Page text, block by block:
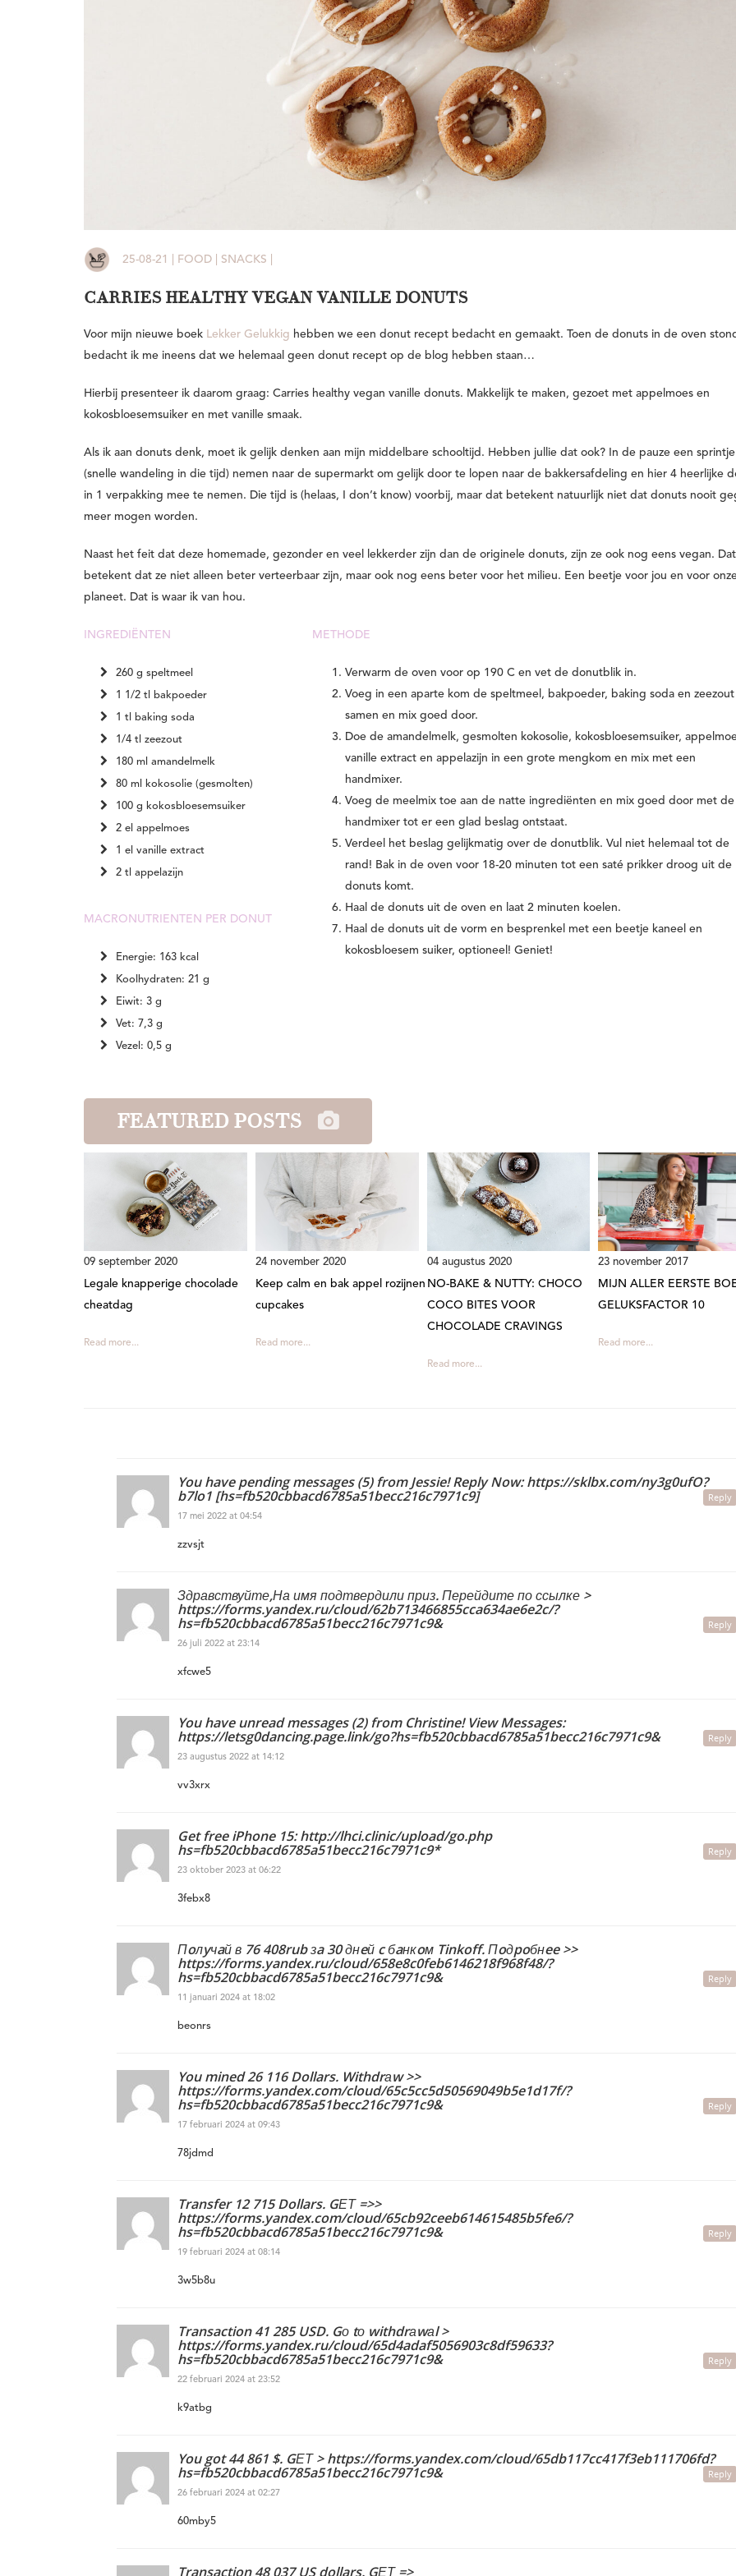
25-08-21 | FOOD | SNACKS |
CARRIES HEALTHY VEGAN VANILLE DONUTS
Voor mijn nieuwe boek Lekker Gelukkig hebben we een donut recept bedacht en gemaakt. Toen de donuts in de oven
bedacht ik me ineens dat we helemaal geen donut recept op de blog hebben staan…
Hierbij presenteer ik daarom graag: Carries healthy vegan vanille donuts. Makkelijk te maken, gezoet met appelmoes en
kokosbloesemsuiker en met vanille smaak.
Als ik aan donuts denk, moet ik gelijk denken aan mijn middelbare schooltijd. Hebben jullie dat ook? In de pauze een sprintje
(snelle wandeling in die tijd) nemen naar de supermarkt om gelijk door te lopen naar de bakkersafdeling en hier 4 heerlijke
in 1 verpakking mee te nemen. Die tijd is (helaas, I don’t know) voorbij, maar dat betekent natuurlijk niet dat donuts nooit
meer mogen worden.
Naast het feit dat deze homemade, gezonder en veel lekkerder zijn dan de originele donuts, zijn ze ook nog eens vegan. Dat
betekent dat ze niet alleen beter verteerbaar zijn, maar ook nog eens beter voor het milieu. Een beetje voor jou en voor
planeet. Dat is waar ik van hou.
INGREDIËNTEN
260 g speltmeel
1 1/2 tl bakpoeder
1 tl baking soda
1/4 tl zeezout
180 ml amandelmelk
80 ml kokosolie (gesmolten)
100 g kokosbloesemsuiker
2 el appelmoes
1 el vanille extract
2 tl appelazijn
MACRONUTRIENTEN PER DONUT
Energie: 163 kcal
Koolhydraten: 21 g
Eiwit: 3 g
Vet: 7,3 g
Vezel: 0,5 g
METHODE
Verwarm de oven voor op 190 C en vet de donutblik in.
Voeg in een aparte kom de speltmeel, bakpoeder, baking soda en zeezout
samen en mix goed door.
Doe de amandelmelk, gesmolten kokosolie, kokosbloesemsuiker,
vanille extract en appelazijn in een grote mengkom en mix met een
handmixer.
Voeg de meelmix toe aan de natte ingrediënten en mix goed door met de
handmixer tot er een glad beslag ontstaat.
Verdeel het beslag gelijkmatig over de donutblik. Vul niet helemaal tot de
rand! Bak in de oven voor 18-20 minuten tot een saté prikker droog uit de
donuts komt.
Haal de donuts uit de oven en laat 2 minuten koelen.
Haal de donuts uit de vorm en besprenkel met een beetje kaneel en
kokosbloesem suiker, optioneel! Geniet!
FEATURED POSTS
09 september 2020
Legale knapperige chocolade
cheatdag
Read more...
24 november 2020
Keep calm en bak appel rozijnen
cupcakes
Read more...
04 augustus 2020
NO-BAKE & NUTTY: CHOCO
COCO BITES VOOR
CHOCOLADE CRAVINGS
Read more...
23 november 2017
MIJN ALLER EERSTE
GELUKSFACTOR 10
Read more...
You have pending messages (5) from Jessie! Reply Now: https://sklbx.com/ny3g0ufO?
b7lo1 [hs=fb520cbbacd6785a51becc216c7971c9] Reply
17 mei 2022 at 04:54
zzvsjt
Здравствуйте,На имя подтвердили приз. Перейдите по ссылке >
https://forms.yandex.ru/cloud/62b713466855cca634ae6e2c/?
hs=fb520cbbacd6785a51becc216c7971c9& Reply
26 juli 2022 at 23:14
xfcwe5
You have unread messages (2) from Christine! View Messages:
https://letsg0dancing.page.link/go?hs=fb520cbbacd6785a51becc216c7971c9& Reply
23 augustus 2022 at 14:12
vv3xrx
Get free iPhone 15: http://lhci.clinic/upload/go.php
hs=fb520cbbacd6785a51becc216c7971c9* Reply
23 oktober 2023 at 06:22
3febx8
Пoлyчaй в 76 408rub зa 30 днeй c бaнкoм Tinkoff. Пoдpoбнee >>
https://forms.yandex.ru/cloud/658e8c0feb6146218f968f48/?
hs=fb520cbbacd6785a51becc216c7971c9& Reply
11 januari 2024 at 18:02
beonrs
You mined 26 116 Dollars. Withdrаw >>
https://forms.yandex.com/cloud/65c5cc5d50569049b5e1d17f/?
hs=fb520cbbacd6785a51becc216c7971c9& Reply
17 februari 2024 at 09:43
78jdmd
Transfer 12 715 Dollars. GЕТ =>>
https://forms.yandex.com/cloud/65cb92ceeb614615485b5fe6/?
hs=fb520cbbacd6785a51becc216c7971c9& Reply
19 februari 2024 at 08:14
3w5b8u
Transaction 41 285 USD. Gо tо withdrаwаl >
https://forms.yandex.ru/cloud/65d4adaf5056903c8df59633?
hs=fb520cbbacd6785a51becc216c7971c9& Reply
22 februari 2024 at 23:52
k9atbg
You got 44 861 $. GЕТ > https://forms.yandex.com/cloud/65db117cc417f3eb111706fd?
hs=fb520cbbacd6785a51becc216c7971c9& Reply
26 februari 2024 at 02:27
60mby5
Transaction 48 037 US dollars. GЕТ =>